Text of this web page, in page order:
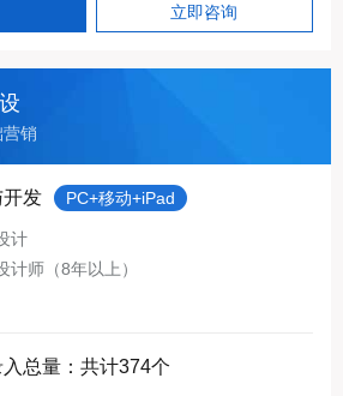
立即咨询
销
开发 PC+移动+iPad
计
计师（8年以上）
总量：共计374个